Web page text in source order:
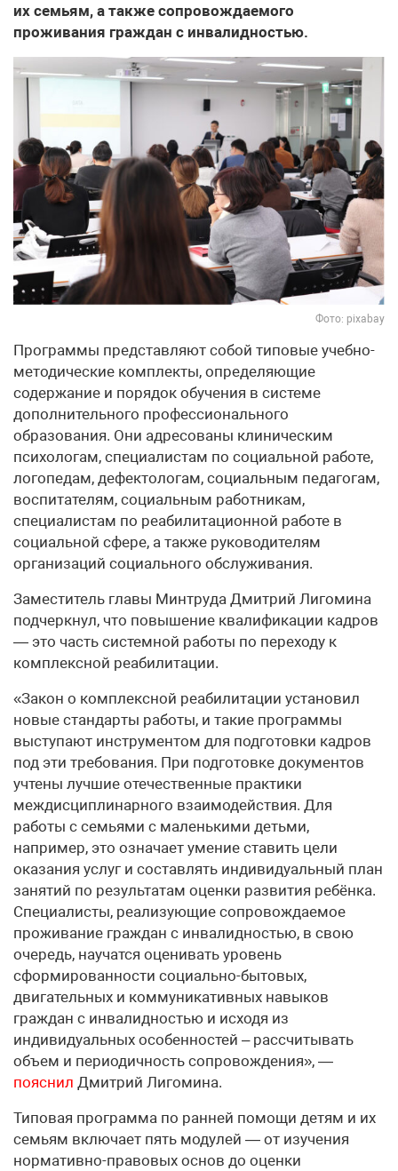
их семьям, а также сопровождаемого
проживания граждан с инвалидностью.
Фото: pixabay
Программы представляют собой типовые учебно-
методические комплекты, определяющие
содержание и порядок обучения в системе
дополнительного профессионального
образования. Они адресованы клиническим
психологам, специалистам по социальной работе,
логопедам, дефектологам, социальным педагогам,
воспитателям, социальным работникам,
специалистам по реабилитационной работе в
социальной сфере, а также руководителям
организаций социального обслуживания.
Заместитель главы Минтруда Дмитрий Лигомина
подчеркнул, что повышение квалификации кадров
— это часть системной работы по переходу к
комплексной реабилитации.
«Закон о комплексной реабилитации установил
новые стандарты работы, и такие программы
выступают инструментом для подготовки кадров
под эти требования. При подготовке документов
учтены лучшие отечественные практики
междисциплинарного взаимодействия. Для
работы с семьями c маленькими детьми,
например, это означает умение ставить цели
оказания услуг и составлять индивидуальный план
занятий по результатам оценки развития ребёнка.
Специалисты, реализующие сопровождаемое
проживание граждан с инвалидностью, в свою
очередь, научатся оценивать уровень
сформированности социально-бытовых,
двигательных и коммуникативных навыков
граждан с инвалидностью и исходя из
индивидуальных особенностей – рассчитывать
объем и периодичность сопровождения», —
пояснил Дмитрий Лигомина.
Типовая программа по ранней помощи детям и их
семьям включает пять модулей — от изучения
нормативно-правовых основ до оценки